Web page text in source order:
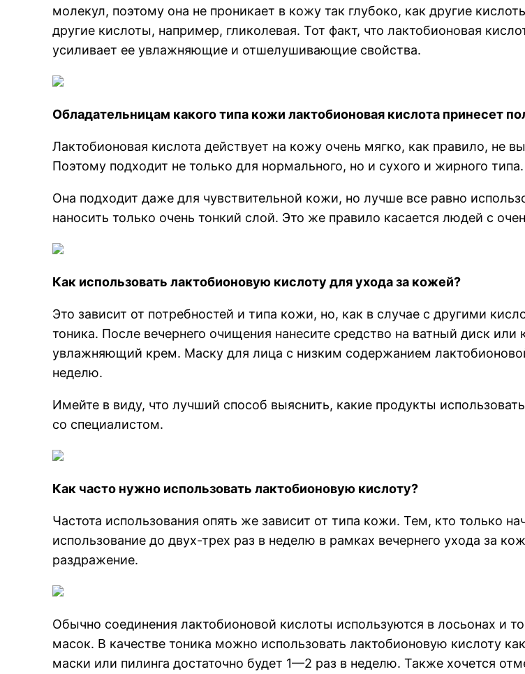
молекул, поэтому она не проникает в кожу так глубоко, как другие
другие кислоты, например, гликолевая. Тот факт, что лактобионовая
усиливает ее увлажняющие и отшелушивающие свойства.
Обладательницам какого типа кожи лактобионовая кислота принесет
Лактобионовая кислота действует на кожу очень мягко, как правило, не
Поэтому подходит не только для нормального, но и сухого и жирного типа.
Она подходит даже для чувствительной кожи, но лучше все равно
наносить только очень тонкий слой. Это же правило касается людей с
Как использовать лактобионовую кислоту для ухода за кожей?
Это зависит от потребностей и типа кожи, но, как в случае с другими
тоника. После вечернего очищения нанесите средство на ватный диск
увлажняющий крем. Маску для лица с низким содержанием
неделю.
Имейте в виду, что лучший способ выяснить, какие продукты
со специалистом.
Как часто нужно использовать лактобионовую кислоту?
Частота использования опять же зависит от типа кожи. Тем, кто только
использование до двух-трех раз в неделю в рамках вечернего ухода за
раздражение.
Обычно соединения лактобионовой кислоты используются в лосьонах и
масок. В качестве тоника можно использовать лактобионовую кислоту
маски или пилинга достаточно будет 1—2 раз в неделю. Также хочется